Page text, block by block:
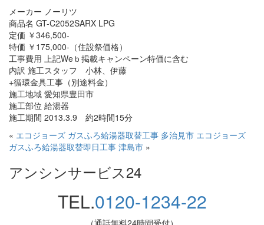
メーカー ノーリツ
商品名 GT-C2052SARX LPG
定価 ￥346,500-
特価 ￥175,000-（住設祭価格）
工事費用 上記Weｂ掲載キャンペーン特価に含む
内訳 施工スタッフ 小林、伊藤
+循環金具工事（別途料金）
施工地域 愛知県豊田市
施工部位 給湯器
施工期間 2013.3.9 約2時間15分
« エコジョーズ ガスふろ給湯器取替工事 多治見市 エコジョーズ
ガスふろ給湯器取替即日工事 津島市 »
アンシンサービス24
TEL.0120-1234-22
（通話無料24時間受付）